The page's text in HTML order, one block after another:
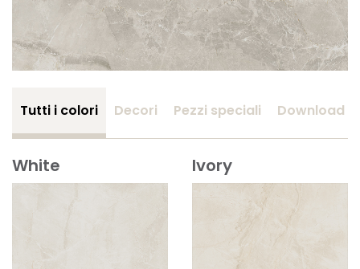
Tutti i colori Decori Pezzi speciali Download
White Ivory